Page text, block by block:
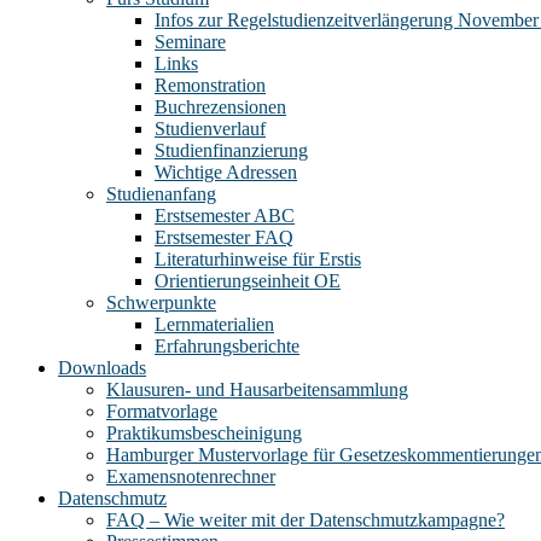
Infos zur Regelstudienzeitverlängerung
Seminare
Links
Remonstration
Buchrezensionen
Studienverlauf
Studienfinanzierung
Wichtige Adressen
Studienanfang
Erstsemester ABC
Erstsemester FAQ
Literaturhinweise für Erstis
Orientierungseinheit OE
Schwerpunkte
Lernmaterialien
Erfahrungsberichte
Downloads
Klausuren- und Hausarbeitensammlung
Formatvorlage
Praktikumsbescheinigung
Hamburger Mustervorlage für
Examensnotenrechner
Datenschmutz
FAQ – Wie weiter mit der Datenschmutzkampagne?